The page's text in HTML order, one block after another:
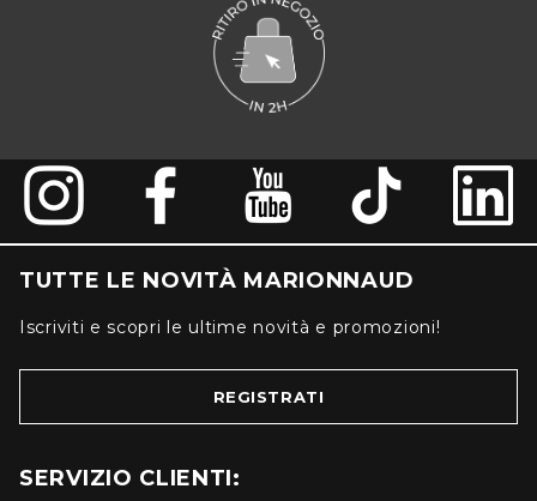
TUTTE LE NOVITÀ MARIONNAUD
Iscriviti e scopri le ultime novità e promozioni!
REGISTRATI
SERVIZIO CLIENTI: